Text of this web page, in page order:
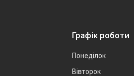
Графік роботи
Понеділок
Вівторок